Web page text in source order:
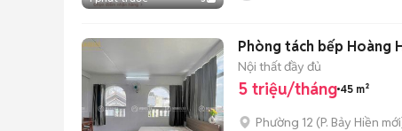
Phòng tách bếp Hoàng
Nội thất đầy đủ
5 triệu/tháng 45 m²
Phường 12 (P. Bảy Hiền